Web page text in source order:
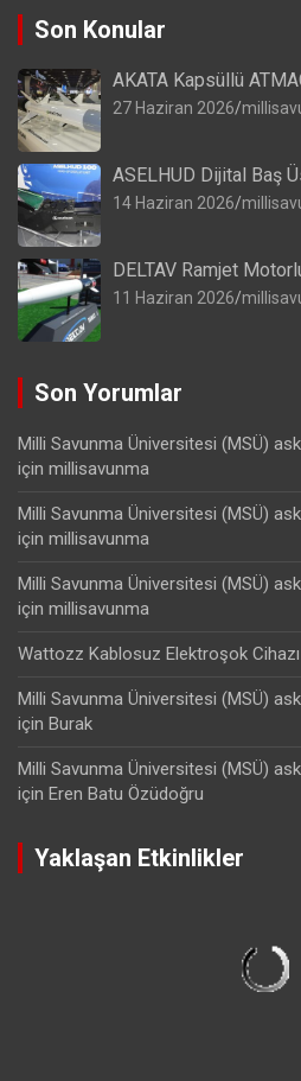
Son Konular
AKATA Kapsüllü
27 Haziran 2026
ASELHUD Dijital Baş
14 Haziran 2026
DELTAV Ramjet
11 Haziran 2026
Son Yorumlar
Milli Savunma Üniversitesi (MSÜ)
için millisavunma
Milli Savunma Üniversitesi (MSÜ)
için millisavunma
Milli Savunma Üniversitesi (MSÜ)
için millisavunma
Wattozz Kablosuz Elektroşok Cihazı
Milli Savunma Üniversitesi (MSÜ)
için Burak
Milli Savunma Üniversitesi (MSÜ)
için Eren Batu Özüdoğru
Yaklaşan Etkinlikler